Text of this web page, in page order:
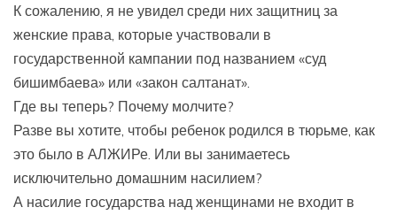
К сожалению, я не увидел среди них защитниц за
женские права, которые участвовали в
государственной кампании под названием «суд
бишимбаева» или «закон салтанат».
Где вы теперь? Почему молчите?
Разве вы хотите, чтобы ребенок родился в тюрьме, как
это было в АЛЖИРе. Или вы занимаетесь
исключительно домашним насилием?
А насилие государства над женщинами не входит в